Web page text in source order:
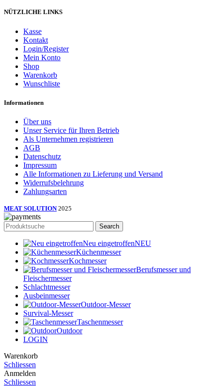
NÜTZLICHE LINKS
Kasse
Kontakt
Login/Register
Mein Konto
Shop
Warenkorb
Wunschliste
Informationen
Über uns
Unser Service für Ihren Betrieb
Als Unternehmen registrieren
AGB
Datenschutz
Impressum
Alle Informationen zu Lieferung und Versand
Widerrufsbelehrung
Zahlungsarten
MEAT SOLUTION 2025
Search
Neu eingetroffenNEU
Küchenmesser
Kochmesser
Berufsmesser und
Fleischermesser
Schlachtmesser
Ausbeinmesser
Outdoor-Messer
Survival-Messer
Taschenmesser
Outdoor
LOGIN
Warenkorb
Schliessen
Anmelden
Schliessen